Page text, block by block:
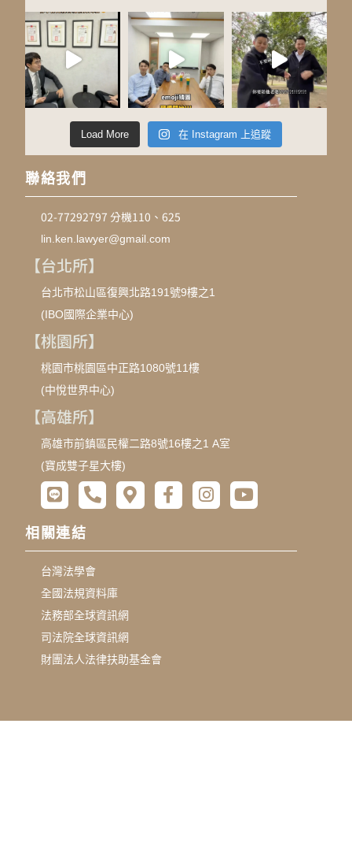
Load More 在 Instagram 上追蹤
聯絡我們
02-77292797 分機110、625
lin.ken.lawyer@gmail.com
【台北所】
台北市松山區復興北路191號9樓之1
(IBO國際企業中心)
【桃園所】
桃園市桃園區中正路1080號11樓
(中悅世界中心)
【高雄所】
高雄市前鎮區民權二路8號16樓之1 A室
(寶成雙子星大樓)
相關連結
台灣法學會
全國法規資料庫
法務部全球資訊網
司法院全球資訊網
財團法人法律扶助基金會